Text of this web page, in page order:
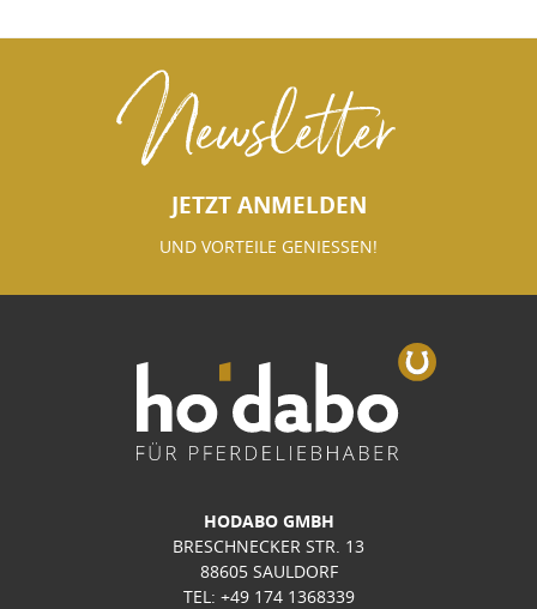
Newsletter
JETZT ANMELDEN
UND VORTEILE GENIESSEN!
HODABO GMBH
BRESCHNECKER STR. 13
88605 SAULDORF
TEL: +49 174 1368339